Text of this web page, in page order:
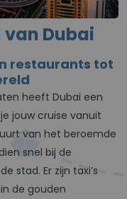
Dubai
restaurants tot
heeft Dubai een
jouw cruise vanuit
van het beroemde
snel bij de
stad. Er zijn taxi’s
de gouden